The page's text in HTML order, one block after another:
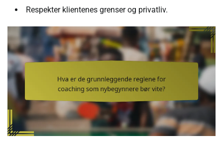
Respekter klientenes grenser og privatliv.